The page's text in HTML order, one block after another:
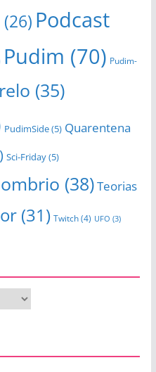
(26) Podcast
Pudim (70) Pudim-
(35)
PudimSide(5) Quarentena
Sci-Friday(5)
(38)Teorias
(31) Twitch(4) UFO (3)